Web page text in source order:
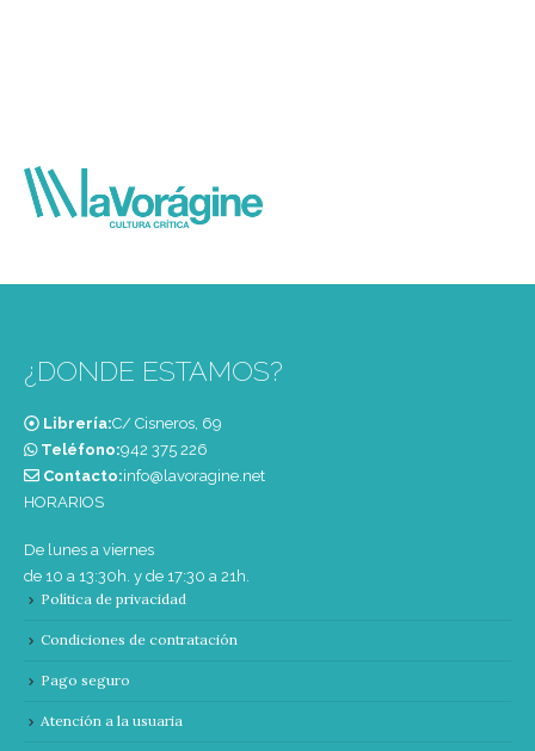
¿DONDE ESTAMOS?
Librería:C/ Cisneros, 69
Teléfono:‭942 375 226‬
Contacto:info@lavoragine.net
HORARIOS
De lunes a viernes
de 10 a 13:30h. y de 17:30 a 21h.
Política de privacidad
Condiciones de contratación
Pago seguro
Atención a la usuaria